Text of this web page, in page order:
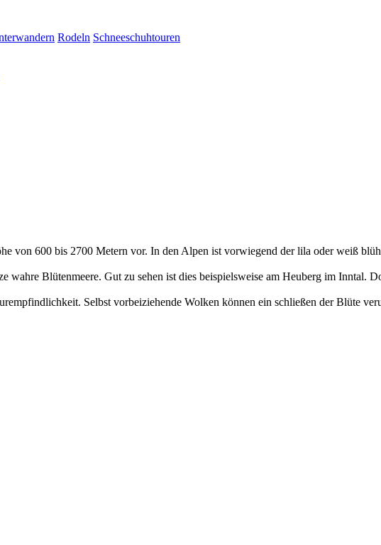
Rodeln Schneeschuhtouren
von 600 bis 2700 Metern vor. In den Alpen ist vorwiegend der lila oder weiß
wahre Blütenmeere. Gut zu sehen ist dies beispielsweise am Heuberg im Inntal.
Selbst vorbeiziehende Wolken können ein schließen der Blüte